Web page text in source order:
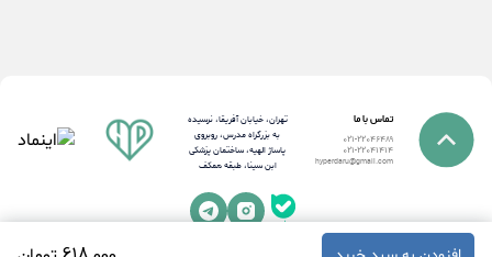
تماس با ما
021-22046489
021-22041414
hyperdaru@gmail.com
تهران، خیابان آفریقا، نرسیده
به بزرگراه مدرس، روبروی
پاساژ الهیه، ساختمان پزشکی
ابن سینا، طبقه همکف